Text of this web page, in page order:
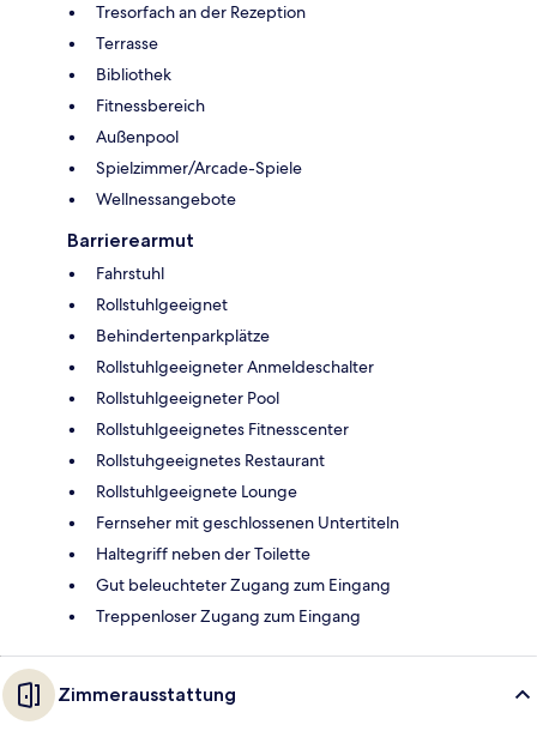
Tresorfach an der Rezeption
Terrasse
Bibliothek
Fitnessbereich
Außenpool
Spielzimmer/Arcade-Spiele
Wellnessangebote
Barrierearmut
Fahrstuhl
Rollstuhlgeeignet
Behindertenparkplätze
Rollstuhlgeeigneter Anmeldeschalter
Rollstuhlgeeigneter Pool
Rollstuhlgeeignetes Fitnesscenter
Rollstuhgeeignetes Restaurant
Rollstuhlgeeignete Lounge
Fernseher mit geschlossenen Untertiteln
Haltegriff neben der Toilette
Gut beleuchteter Zugang zum Eingang
Treppenloser Zugang zum Eingang
Zimmerausstattung